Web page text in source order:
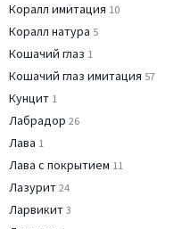
Коралл имитация 10
Коралл натура 5
Кошачий глаз 1
Кошачий глаз имитация 57
Кунцит 1
Лабрадор 26
Лава 1
Лава с покрытием 11
Лазурит 24
Ларвикит 3